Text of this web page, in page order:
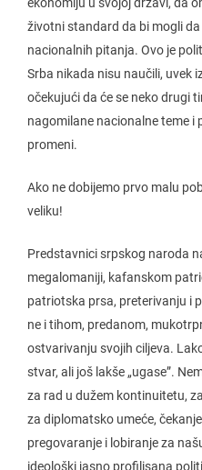
životni standard da bi mogli
nacionalnih pitanja. Ovo je
Srba nikada nisu naučili, uvek
očekujući da će se neko drugi
nagomilane nacionalne teme i
promeni.
Ako ne dobijemo prvo malu
veliku!
Predstavnici srpskog naroda
megalomaniji, kafanskom
patriotska prsa, preterivanju i
ne i tihom, predanom,
ostvarivanju svojih ciljeva.
stvar, ali još lakše „ugase”.
za rad u dužem kontinuitetu,
za diplomatsko umeće,
pregovaranje i lobiranje za
ideološki jasno profilisana